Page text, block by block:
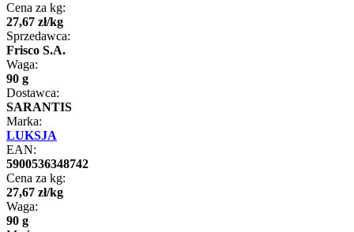
Cena za kg:
27,67 zł/kg
Sprzedawca:
Frisco S.A.
Waga:
90 g
Dostawca:
SARANTIS
Marka:
LUKSJA
EAN:
5900536348742
Cena za kg:
27,67 zł/kg
Waga:
90 g